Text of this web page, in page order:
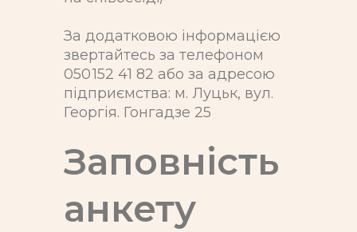
За додатковою інформацією
звертайтесь за телефоном
050 152 41 82 або за адресою
підприємства: м. Луцьк, вул.
Георгія. Гонгадзе 25
Заповність
анкету